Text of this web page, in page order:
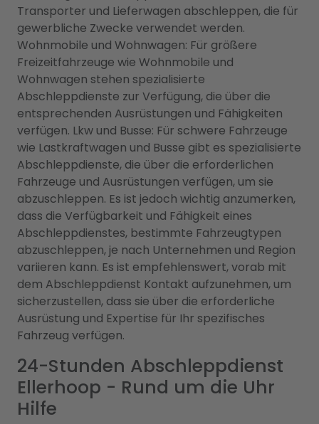
Transporter und Lieferwagen abschleppen, die für
gewerbliche Zwecke verwendet werden.
Wohnmobile und Wohnwagen: Für größere
Freizeitfahrzeuge wie Wohnmobile und
Wohnwagen stehen spezialisierte
Abschleppdienste zur Verfügung, die über die
entsprechenden Ausrüstungen und Fähigkeiten
verfügen. Lkw und Busse: Für schwere Fahrzeuge
wie Lastkraftwagen und Busse gibt es spezialisierte
Abschleppdienste, die über die erforderlichen
Fahrzeuge und Ausrüstungen verfügen, um sie
abzuschleppen. Es ist jedoch wichtig anzumerken,
dass die Verfügbarkeit und Fähigkeit eines
Abschleppdienstes, bestimmte Fahrzeugtypen
abzuschleppen, je nach Unternehmen und Region
variieren kann. Es ist empfehlenswert, vorab mit
dem Abschleppdienst Kontakt aufzunehmen, um
sicherzustellen, dass sie über die erforderliche
Ausrüstung und Expertise für Ihr spezifisches
Fahrzeug verfügen.
24-Stunden Abschleppdienst
Ellerhoop - Rund um die Uhr
Hilfe